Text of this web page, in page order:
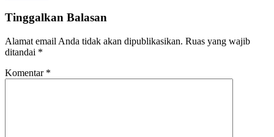
Tinggalkan Balasan
Alamat email Anda tidak akan dipublikasikan. Ruas yang wajib
ditandai *
Komentar *